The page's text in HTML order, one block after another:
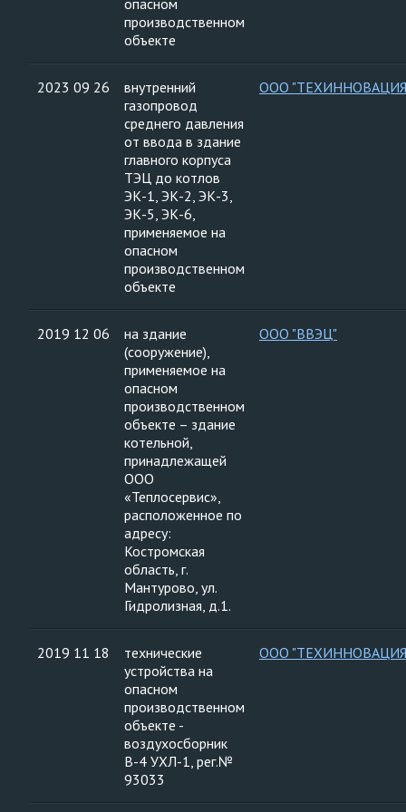
опасном
производственном
объекте
2023 09 26
внутренний
газопровод
среднего давления
от ввода в здание
главного корпуса
ТЭЦ до котлов
ЭК-1, ЭК-2, ЭК-3,
ЭК-5, ЭК-6,
применяемое на
опасном
производственном
объекте
ООО
2019 12 06
на здание
(сооружение),
применяемое на
опасном
производственном
объекте – здание
котельной,
принадлежащей
ООО
«Теплосервис»,
расположенное по
адресу:
Костромская
область, г.
Мантурово, ул.
Гидролизная, д.1.
ООО "ВВЭЦ"
2019 11 18
технические
устройства на
опасном
производственном
объекте -
воздухосборник
В-4 УХЛ-1, рег.№
93033
ООО